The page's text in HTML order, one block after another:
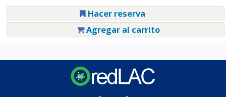
Hacer reserva
Agregar al carrito